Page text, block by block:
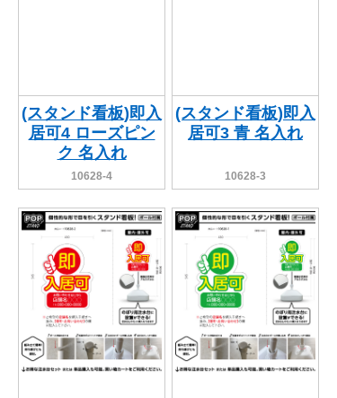
OTHER ITEMS
関連アイテムを見る
ORIGINAL ORDER
お支払方法
オリジナルオーダー制作事例
(スタンド看板)即入
居可4 ローズピン
ク 名入れ
10628-4
(スタンド看板)即入
居可3 青 名入れ
10628-3